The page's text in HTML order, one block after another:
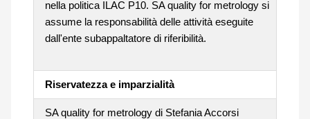
nella politica ILAC P10. SA quality for metrology si
assume la responsabilità delle attività eseguite
dall'ente subappaltatore di riferibilità.
Riservatezza e imparzialità
SA quality for metrology di Stefania Accorsi